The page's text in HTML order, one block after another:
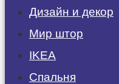
Дизайн и декор
Мир штор
IKEA
Спальня